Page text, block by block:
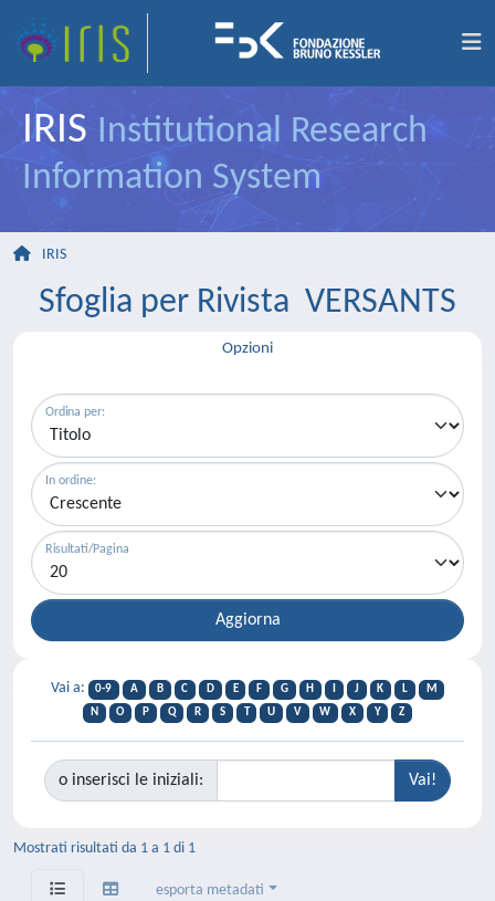
IRIS Institutional Research
Information System
IRIS
Sfoglia per Rivista VERSANTS
Opzioni
Ordina per:
In ordine:
Risultati/Pagina
Vai a: 0-9 A B C D E F G H J K L
M
N
O P Q R S T U V W X Y Z
o inserisci le iniziali:
Mostrati risultati da 1 a 1 di 1
esporta metadati